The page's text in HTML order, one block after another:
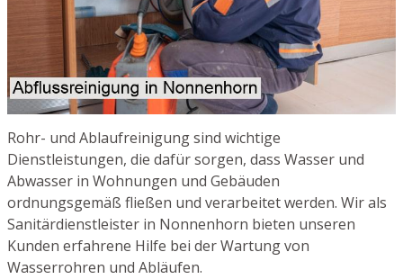
Rohr- und Ablaufreinigung sind wichtige
Dienstleistungen, die dafür sorgen, dass Wasser und
Abwasser in Wohnungen und Gebäuden
ordnungsgemäß fließen und verarbeitet werden. Wir als
Sanitärdienstleister in Nonnenhorn bieten unseren
Kunden erfahrene Hilfe bei der Wartung von
Wasserrohren und Abläufen.